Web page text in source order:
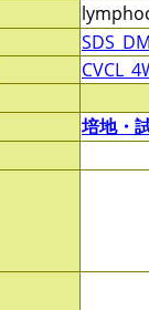
培地・